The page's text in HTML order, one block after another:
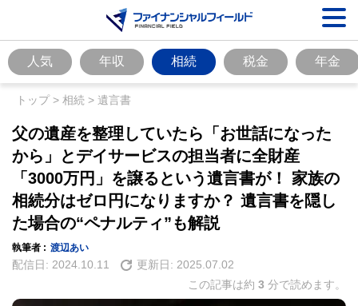
人気 年収 相続 税金 年金
トップ> 相続 > 遺言書
父の遺産を整理していたら「お世話になった
から」とデイサービスの担当者に全財産
「3000万円」を譲るという遺言書が！ 家族の
相続分はゼロ円になりますか？ 遺言書を隠し
た場合の“ペナルティ”も解説
執筆者 : 渡辺あい
配信日: 2024.10.11 更新日: 2025.07.02
この記事は約 3 分で読めます。